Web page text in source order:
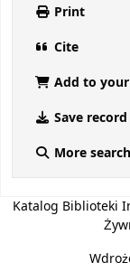
Print
Cite
Add to
Save record
More
Katalog Biblioteki